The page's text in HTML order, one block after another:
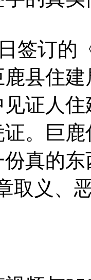
签订的
县住
见证人
。巨
真的
取义、